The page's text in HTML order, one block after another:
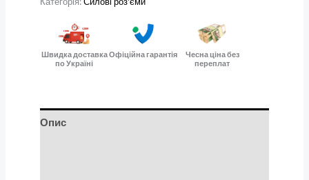
Швидка доставка
по Україні
Офіційна гарантія
Чесна ціна без
переплат
Опис